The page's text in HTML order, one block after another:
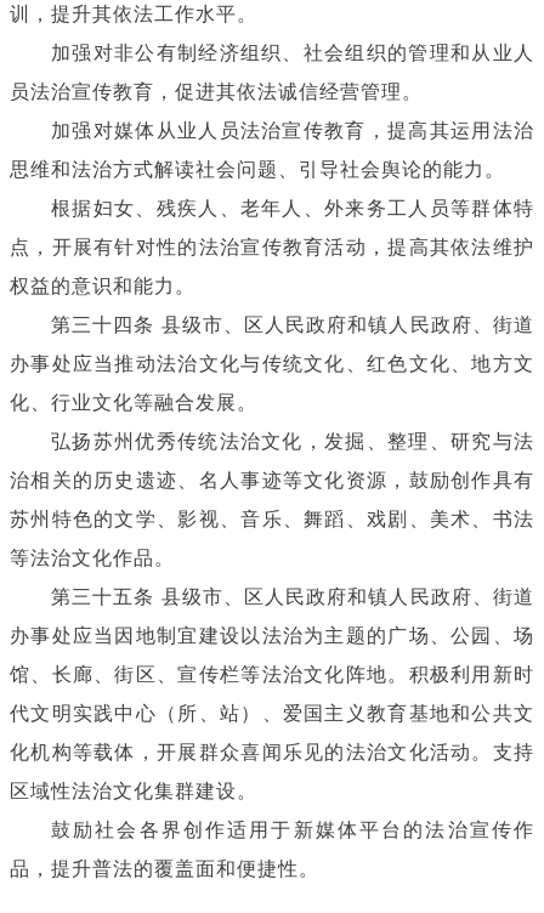
训，提升其依法工作水平。
加强对非公有制经济组织、社会组织的管理和从业人
员法治宣传教育，促进其依法诚信经营管理。
加强对媒体从业人员法治宣传教育，提高其运用法治
思维和法治方式解读社会问题、引导社会舆论的能力。
根据妇女、残疾人、老年人、外来务工人员等群体特
点，开展有针对性的法治宣传教育活动，提高其依法维护
权益的意识和能力。
第三十四条 县级市、区人民政府和镇人民政府、街道
办事处应当推动法治文化与传统文化、红色文化、地方文
化、行业文化等融合发展。
弘扬苏州优秀传统法治文化，发掘、整理、研究与法
治相关的历史遗迹、名人事迹等文化资源，鼓励创作具有
苏州特色的文学、影视、音乐、舞蹈、戏剧、美术、书法
等法治文化作品。
第三十五条 县级市、区人民政府和镇人民政府、街道
办事处应当因地制宜建设以法治为主题的广场、公园、场
馆、长廊、街区、宣传栏等法治文化阵地。积极利用新时
代文明实践中心（所、站）、爱国主义教育基地和公共文
化机构等载体，开展群众喜闻乐见的法治文化活动。支持
区域性法治文化集群建设。
鼓励社会各界创作适用于新媒体平台的法治宣传作
品，提升普法的覆盖面和便捷性。